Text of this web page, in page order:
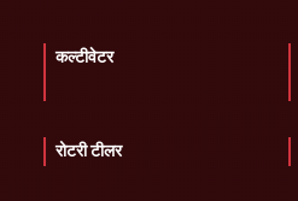
कल्टीवेटर
रोटरी टीलर